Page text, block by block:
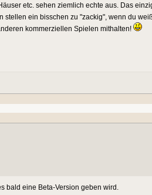
etc. sehen ziemlich echte aus. Das
stellen ein bisschen zu "zackig", wenn du
kommerziellen Spielen mithalten!
bald eine Beta-Version geben wird.